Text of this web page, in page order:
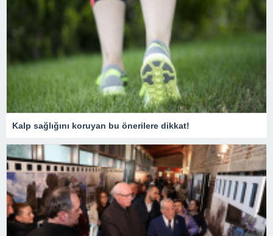
Kalp sağlığını koruyan bu önerilere dikkat!